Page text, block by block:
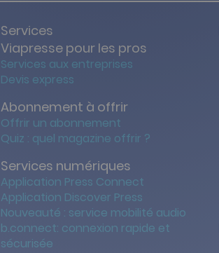
Services
Viapresse pour les pros
Services aux entreprises
Devis express
Abonnement à offrir
Offrir un abonnement
Quiz : quel magazine offrir ?
Services numériques
Application Press Connect
Application Discover Press
Nouveauté : service mobilité audio
b.connect: connexion rapide et
sécurisée